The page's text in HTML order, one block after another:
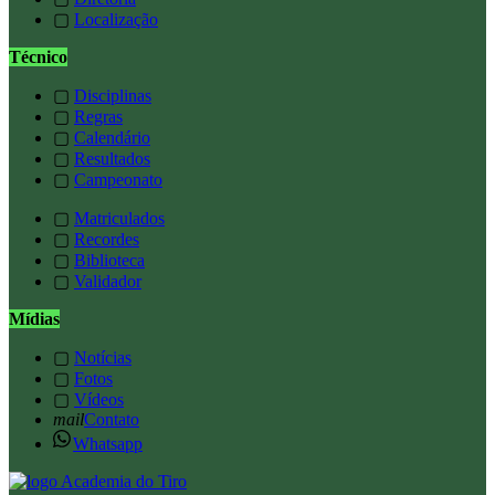
▢ Localização
Técnico
▢ Disciplinas
▢ Regras
▢ Calendário
▢ Resultados
▢ Campeonato
▢ Matriculados
▢ Recordes
▢ Biblioteca
▢ Validador
Mídias
▢ Notícias
▢ Fotos
▢ Vídeos
mailContato
Whatsapp